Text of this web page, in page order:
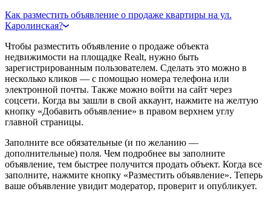
Как разместить объявление о продаже квартиры на ул.
Каролинская?
Чтобы разместить объявление о продаже объекта
недвижимости на площадке Realt, нужно быть
зарегистрированным пользователем. Сделать это можно в
несколько кликов — с помощью номера телефона или
электронной почты. Также можно войти на сайт через
соцсети. Когда вы зашли в свой аккаунт, нажмите на желтую
кнопку «Добавить объявление» в правом верхнем углу
главной страницы.
Заполните все обязательные (и по желанию —
дополнительные) поля. Чем подробнее вы заполните
объявление, тем быстрее получится продать объект. Когда все
заполните, нажмите кнопку «Разместить объявление». Теперь
ваше объявление увидит модератор, проверит и опубликует.